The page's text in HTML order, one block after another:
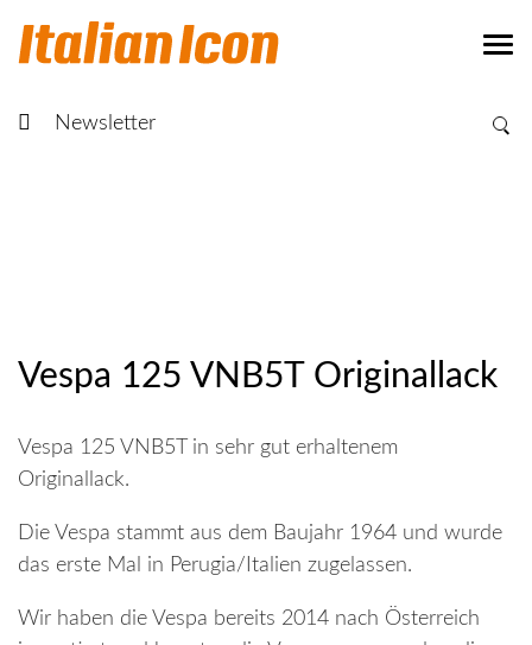
Newsletter
Vespa 125 VNB5T Originallack
Vespa 125 VNB5T in sehr gut erhaltenem
Originallack.
Die Vespa stammt aus dem Baujahr 1964 und wurde
das erste Mal in Perugia/Italien zugelassen.
Wir haben die Vespa bereits 2014 nach Österreich